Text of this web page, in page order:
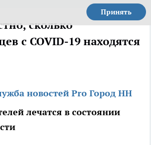
Принять
сколько
с COVID-19 находятся
новостей Pro Город НН
лечатся в состоянии